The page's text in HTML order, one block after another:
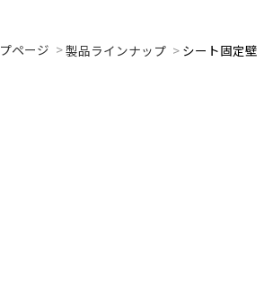
ページ >製品ラインナップ > シート固定壁